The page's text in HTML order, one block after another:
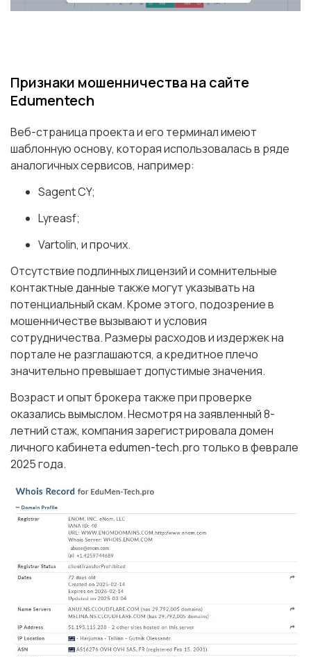
Признаки мошенничества на сайте
Edumentech
Веб-страница проекта и его терминал имеют
шаблонную основу, которая использовалась в ряде
аналогичных сервисов, например:
Sagent CY;
Lyreasf;
Vartolin, и прочих.
Отсутствие подлинных лицензий и сомнительные
контактные данные также могут указывать на
потенциальный скам. Кроме этого, подозрение в
мошенничестве вызывают и условия
сотрудничества. Размеры расходов и издержек на
портале не разглашаются, а кредитное плечо
значительно превышает допустимые значения.
Возраст и опыт брокера также при проверке
оказались вымыслом. Несмотря на заявленный 8-
летний стаж, компания зарегистрировала домен
личного кабинета edumen-tech.pro только в феврале
2025 года.